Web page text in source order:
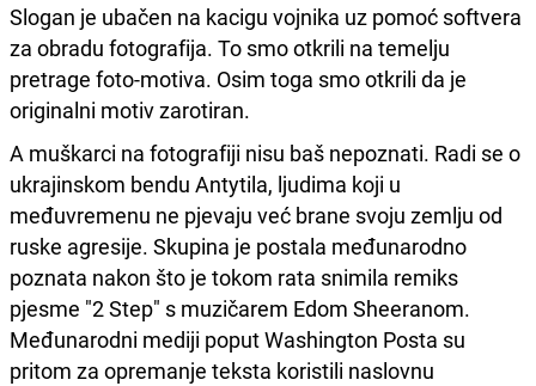
Slogan je ubačen na kacigu vojnika uz pomoć softvera
za obradu fotografija. To smo otkrili na temelju
pretrage foto-motiva. Osim toga smo otkrili da je
originalni motiv zarotiran.
A muškarci na fotografiji nisu baš nepoznati. Radi se o
ukrajinskom bendu Antytila, ljudima koji u
međuvremenu ne pjevaju već brane svoju zemlju od
ruske agresije. Skupina je postala međunarodno
poznata nakon što je tokom rata snimila remiks
pjesme "2 Step" s muzičarem Edom Sheeranom.
Međunarodni mediji poput Washington Posta su
pritom za opremanje teksta koristili naslovnu